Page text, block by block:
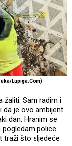
Lupiga.Com)
žaliti. Sam radim i
da je ovo ambijent
dan. Hranim se
police
traži što sljedeće